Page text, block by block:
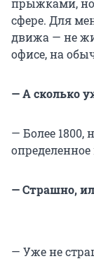
прыжками, но
сфере. Для
движа — не
офисе, на
⁠— А сколько
— Более 1800,
определенное
— Страшно,
— Уже не